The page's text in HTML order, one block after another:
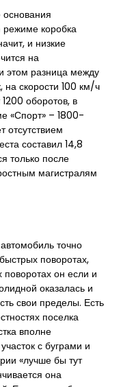
основания
режиме коробка
и низкие
на
этом разница между
скорости 100 км/ч
оборотов, в
«Спорт» – 1800-
отсутствием
составил 14,8
только после
магистралям
точно
поворотах,
он если и
оказалась и
свои пределы. Есть
поселка
вполне
с буграми и
«лучше бы тут
она